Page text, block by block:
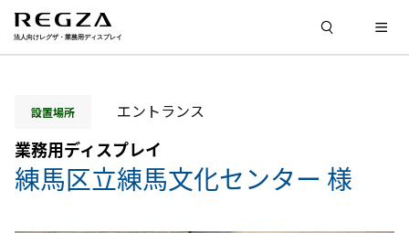
設置場所 エントランス
業務用ディスプレイ
練馬区立練馬文化センター 様